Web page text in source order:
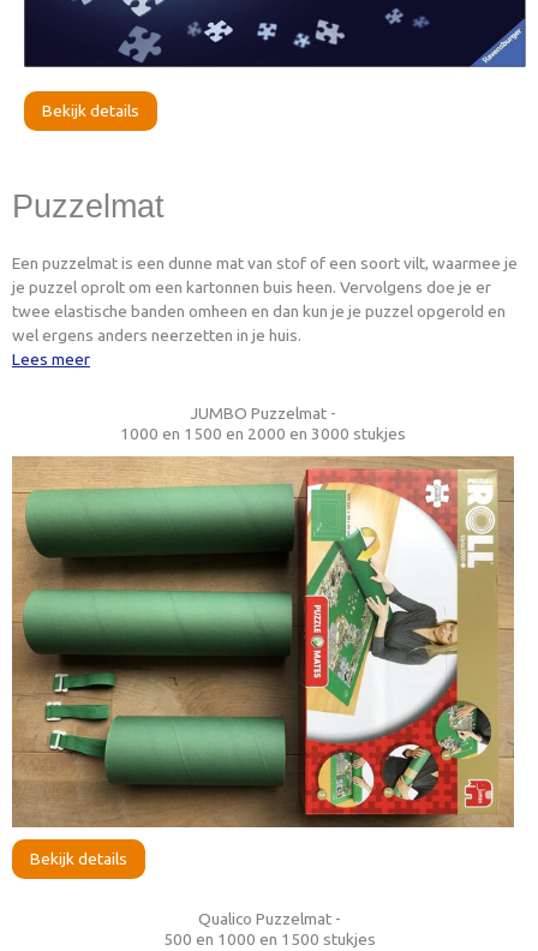
Bekijk details
Puzzelmat
Een puzzelmat is een dunne mat van stof of een soort vilt, waarmee je
je puzzel oprolt om een kartonnen buis heen. Vervolgens doe je er
twee elastische banden omheen en dan kun je je puzzel opgerold en
wel ergens anders neerzetten in je huis.
Lees meer
JUMBO Puzzelmat -
1000 en 1500 en 2000 en 3000 stukjes
Bekijk details
Qualico Puzzelmat -
500 en 1000 en 1500 stukjes